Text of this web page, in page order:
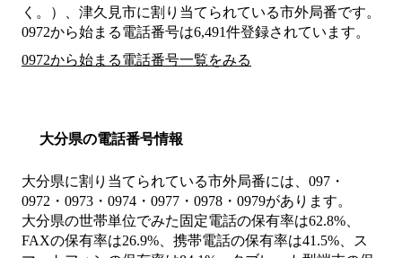
く。）、津久見市に割り当てられている市外局番です。
0972から始まる電話番号は6,491件登録されています。
0972から始まる電話番号一覧をみる
大分県の電話番号情報
大分県に割り当てられている市外局番には、097・
0972・0973・0974・0977・0978・0979があります。
大分県の世帯単位でみた固定電話の保有率は62.8%、
FAXの保有率は26.9%、携帯電話の保有率は41.5%、ス